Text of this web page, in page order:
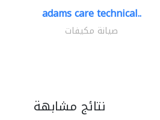
adams care technical..
صيانة مكيفات
نتائج مشابهة